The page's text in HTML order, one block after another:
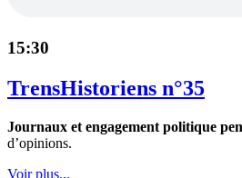
15:30
TrensHistoriens n°35
Journaux et engagement politique
d’opinions.
Voir plus...